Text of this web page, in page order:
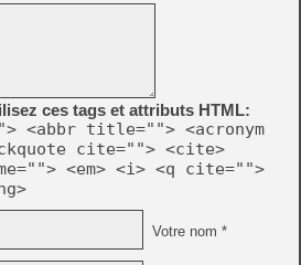
ces tags et attributs HTML:
<abbr title=""> <acronym
cite=""> <cite>
<em> <i> <q cite="">
Votre nom *